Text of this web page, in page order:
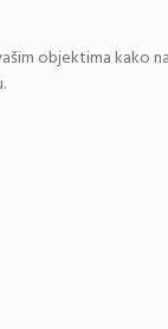
objektima kako